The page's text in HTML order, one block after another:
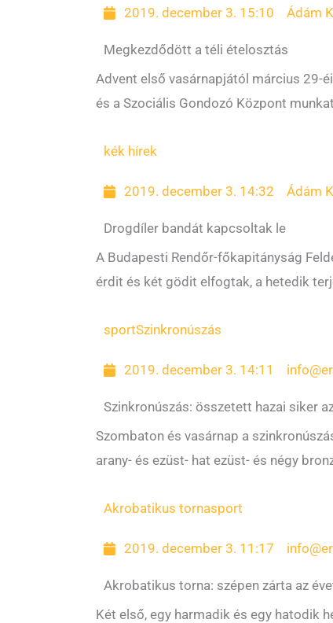
2019. december 3. 15:10 Ádám
Megkezdődött a téli ételosztás
Advent első vasárnapjától március 29-
és a Szociális Gondozó Központ
kék hírek
2019. december 3. 14:32 Ádám
Drogdíler bandát kapcsoltak le
A Budapesti Rendőr-főkapitányság
érdit és két gödit elfogtak, a hetedik
sportSzinkronúszás
2019. december 3. 14:11
Szinkronúszás: összetett hazai siker
Szombaton és vasárnap a
arany- és ezüst- hat ezüst- és négy
Akrobatikus tornasport
2019. december 3. 11:17
Akrobatikus torna: szépen zárta az
Két első, egy harmadik és egy hatodik